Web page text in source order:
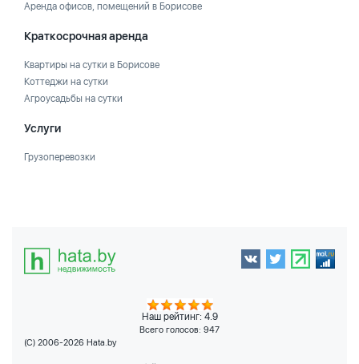
Аренда офисов, помещений в Борисове
Краткосрочная аренда
Квартиры на сутки в Борисове
Коттеджи на сутки
Агроусадьбы на сутки
Услуги
Грузоперевозки
Наш рейтинг: 4.9
Всего голосов: 947
(C) 2006-2026 Hata.by